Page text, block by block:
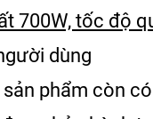
700W, tốc độ
dùng
phẩm còn